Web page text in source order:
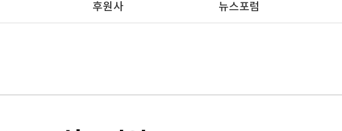
후원사 뉴스포럼